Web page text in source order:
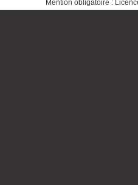
Mention obligatoire :